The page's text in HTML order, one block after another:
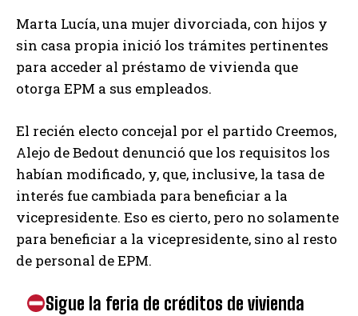
Marta Lucía, una mujer divorciada, con hijos y
sin casa propia inició los trámites pertinentes
para acceder al préstamo de vivienda que
otorga EPM a sus empleados.
El recién electo concejal por el partido Creemos,
Alejo de Bedout denunció que los requisitos los
habían modificado, y, que, inclusive, la tasa de
interés fue cambiada para beneficiar a la
vicepresidente. Eso es cierto, pero no solamente
para beneficiar a la vicepresidente, sino al resto
de personal de EPM.
Sigue la feria de créditos de vivienda